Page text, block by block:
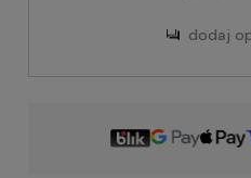
dodaj